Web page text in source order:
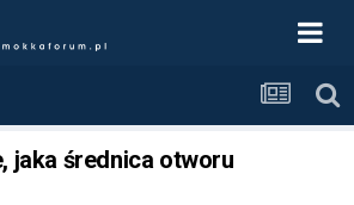
jaka średnica otworu